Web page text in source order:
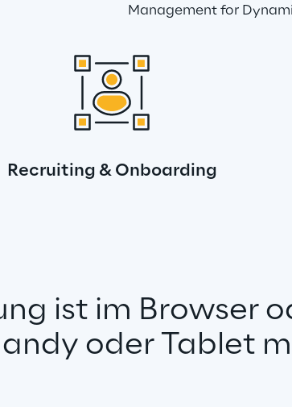
Management for
Recruiting & Onboarding
ist im Browser
oder Tablet